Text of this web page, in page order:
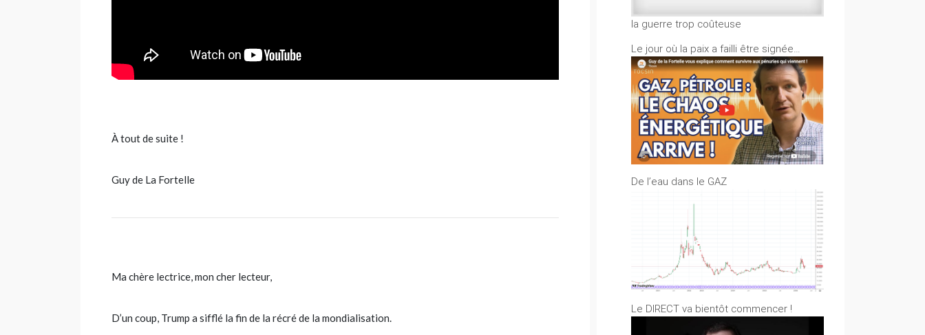
À tout de suite !
Guy de La Fortelle
Ma chère lectrice, mon cher lecteur,
D’un coup, Trump a sifflé la fin de la récré de la mondialisation.
la guerre trop coûteuse
Le jour où la paix a failli être signée…
De l’eau dans le GAZ
Le DIRECT va bientôt commencer !